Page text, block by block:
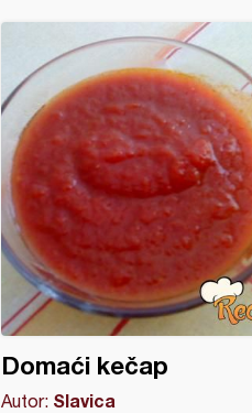
Domaći kečap
Autor: Slavica